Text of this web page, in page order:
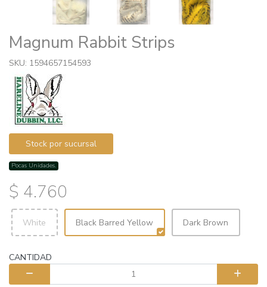
Magnum Rabbit Strips
SKU: 1594657154593
Stock por sucursal
Pocas Unidades.
$ 4.760
White Black Barred Yellow Dark Brown
CANTIDAD